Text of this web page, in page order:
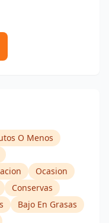
O Menos
Ocasion
Conservas
Bajo En Grasas